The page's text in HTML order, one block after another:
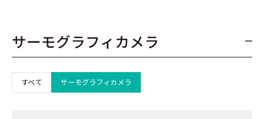
サーモグラフィカメラ
すべて サーモグラフィカメラ